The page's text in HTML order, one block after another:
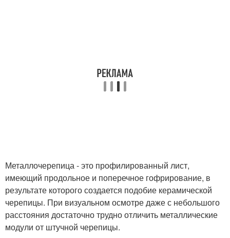
Металлочерепица - это профилированный лист,
имеющий продольное и поперечное гофрирование, в
результате которого создается подобие керамической
черепицы. При визуальном осмотре даже с небольшого
расстояния достаточно трудно отличить металлические
модули от штучной черепицы.